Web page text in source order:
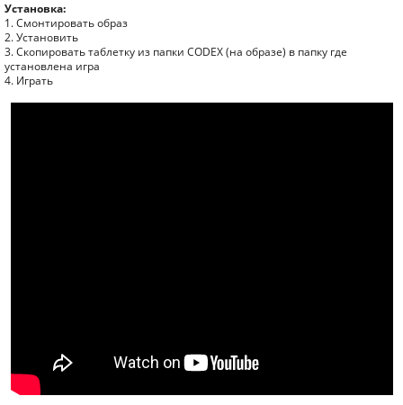
Установка:
1. Смонтировать образ
2. Установить
3. Скопировать таблетку из папки CODEX (на образе) в папку где
установлена игра
4. Играть